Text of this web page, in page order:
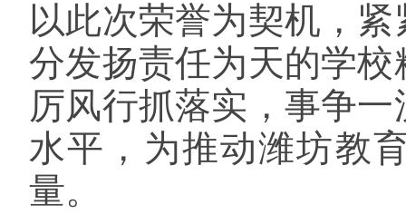
以此次荣誉为契机，
分发扬责任为天的学校
厉风行抓落实，事争
水平，为推动潍坊教
量。